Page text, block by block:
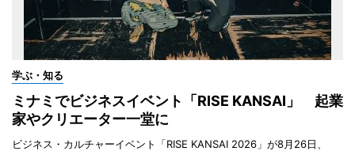
学ぶ・知る
ミナミでビジネスイベント「RISE KANSAI」 起業
家やクリエーター一堂に
ビジネス・カルチャーイベント「RISE KANSAI 2026」が8月26日、